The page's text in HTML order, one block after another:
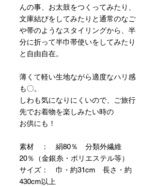
んの事、お太鼓をつくってみたり、
文庫結びをしてみたりと通常のなご
や帯のようなスタイリングから、半
分に折って半巾帯使いをしてみたり
と自由自在。
薄くて軽い生地ながら適度なハリ感
も〇。
しわも気になりにくいので、ご旅行
先でお着物を楽しみたい時の
お供にも！
素材 ： 絹80％ 分類外繊維
20％（金銀糸・ポリエステル等）
サイズ： 巾・約31cm 長さ・約
430cm以上